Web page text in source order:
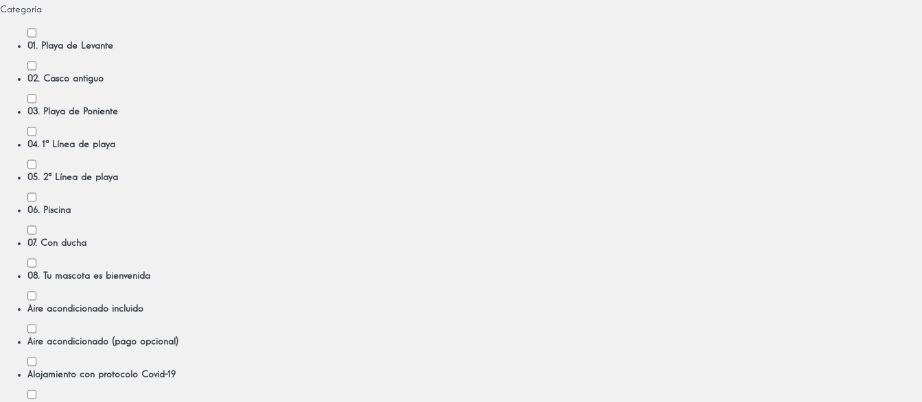
Categoría
01. Playa de Levante
02. Casco antiguo
03. Playa de Poniente
04. 1ª Línea de playa
05. 2ª Línea de playa
06. Piscina
07. Con ducha
08. Tu mascota es bienvenida
Aire acondicionado incluido
Aire acondicionado (pago opcional)
Alojamiento con protocolo Covid-19